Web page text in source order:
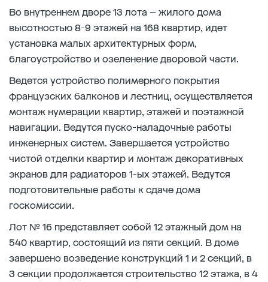
Во внутреннем дворе 13 лота – жилого дома
высотностью 8-9 этажей на 168 квартир, идет
установка малых архитектурных форм,
благоустройство и озеленение дворовой части.
Ведется устройство полимерного покрытия
французских балконов и лестниц, осуществляется
монтаж нумерации квартир, этажей и поэтажной
навигации. Ведутся пуско-наладочные работы
инженерных систем. Завершается устройство
чистой отделки квартир и монтаж декоративных
экранов для радиаторов 1-ых этажей. Ведутся
подготовительные работы к сдаче дома
госкомиссии.
Лот № 16 представляет собой 12 этажный дом на
540 квартир, состоящий из пяти секций. В доме
завершено возведение конструкций 1 и 2 секций, в
3 секции продолжается строительство 12 этажа, в 4